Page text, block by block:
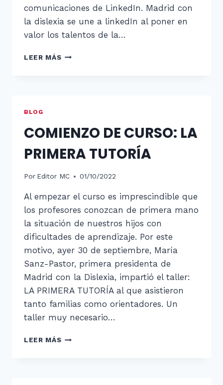
comunicaciones de LinkedIn. Madrid con
la dislexia se une a linkedIn al poner en
valor los talentos de la…
LEER MÁS«PENSAMIENTO
BLOG
COMIENZO DE CURSO: LA
PRIMERA TUTORÍA
Por Editor MC 01/10/2022
Al empezar el curso es imprescindible que
los profesores conozcan de primera mano
la situación de nuestros hijos con
dificultades de aprendizaje. Por este
motivo, ayer 30 de septiembre, María
Sanz-Pastor, primera presidenta de
Madrid con la Dislexia, impartió el taller:
LA PRIMERA TUTORÍA al que asistieron
tanto familias como orientadores. Un
taller muy necesario…
LEER MÁSCOMIENZO